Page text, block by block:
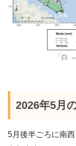
「白
2026年5月
5月後半ごろに南